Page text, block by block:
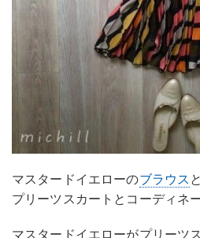
マスタードイエローのブラウス
プリーツスカートとコーディネ
マスタードイエローがプリーツ